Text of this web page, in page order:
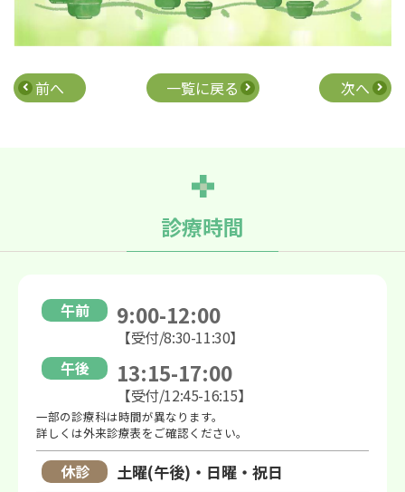
診療時間
午前 9:00-12:00
【受付/8:30-11:30】
午後
13:15-17:00
【受付/12:45-16:15】
一部の診療科は時間が異なります。
詳しくは外来診療表をご確認ください。
休診 土曜(午後)・日曜・祝日
前へ 一覧に戻る 次へ